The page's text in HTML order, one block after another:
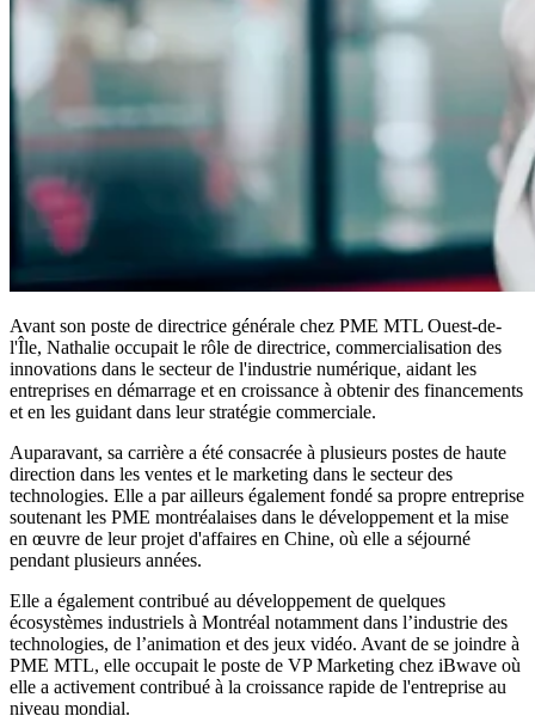
Avant son poste de directrice générale chez PME MTL Ouest-de-
l'Île, Nathalie occupait le rôle de directrice, commercialisation des
innovations dans le secteur de l'industrie numérique, aidant les
entreprises en démarrage et en croissance à obtenir des financements
et en les guidant dans leur stratégie commerciale.
Auparavant, sa carrière a été consacrée à plusieurs postes de haute
direction dans les ventes et le marketing dans le secteur des
technologies. Elle a par ailleurs également fondé sa propre entreprise
soutenant les PME montréalaises dans le développement et la mise
en œuvre de leur projet d'affaires en Chine, où elle a séjourné
pendant plusieurs années.
Elle a également contribué au développement de quelques
écosystèmes industriels à Montréal notamment dans l’industrie des
technologies, de l’animation et des jeux vidéo. Avant de se joindre à
PME MTL, elle occupait le poste de VP Marketing chez iBwave où
elle a activement contribué à la croissance rapide de l'entreprise au
niveau mondial.